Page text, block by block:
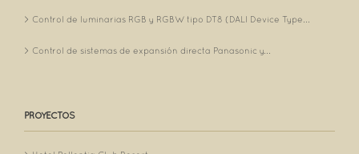
Control de luminarias RGB y RGBW tipo DT8 (DALI Device Type...
Control de sistemas de expansión directa Panasonic y...
PROYECTOS